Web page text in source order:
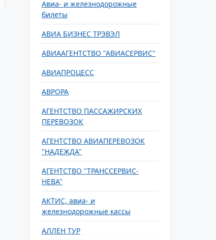
Авиа- и железнодорожные
билеты
АВИА БИЗНЕС ТРЭВЭЛ
АВИААГЕНТСТВО "АВИАСЕРВИС"
АВИАПРОЦЕСС
АВРОРА
АГЕНТСТВО ПАССАЖИРСКИХ
ПЕРЕВОЗОК
АГЕНТСТВО АВИАПЕРЕВОЗОК
"НАДЕЖДА"
АГЕНТСТВО "ТРАНССЕРВИС-
НЕВА"
АКТИС, авиа- и
железнодорожные кассы
АЛЛЕН ТУР